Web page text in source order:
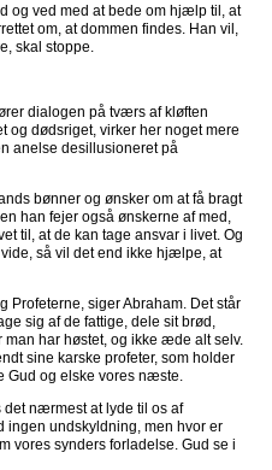
og ved med at bede om hjælp til, at
om, at dommen findes. Han vil,
skal stoppe.
dialogen på tværs af kløften
og dødsriget, virker her noget mere
anelse desillusioneret på
bønner og ønsker om at få bragt
han fejer også ønskerne af med,
til, at de kan tage ansvar i livet. Og
så vil det end ikke hjælpe, at
Profeterne, siger Abraham. Det står
sig af de fattige, dele sit brød,
har høstet, og ikke æde alt selv.
sine karske profeter, som holder
Gud og elske vores næste.
det nærmest at lyde til os af
ingen undskyldning, men hvor er
vores synders forladelse. Gud se i